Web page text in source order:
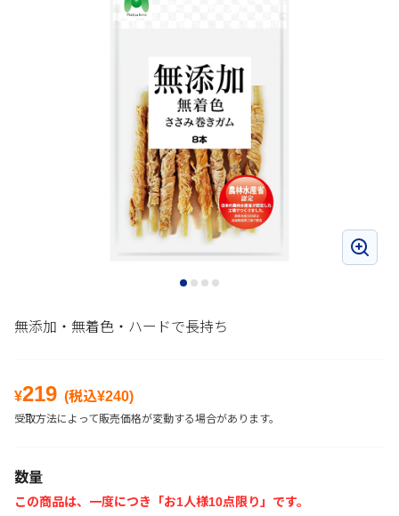
無添加・無着色・ハードで長持ち
¥219 (税込¥240)
受取方法によって販売価格が変動する場合があります。
数量
この商品は、一度につき「お1人様10点限り」です。